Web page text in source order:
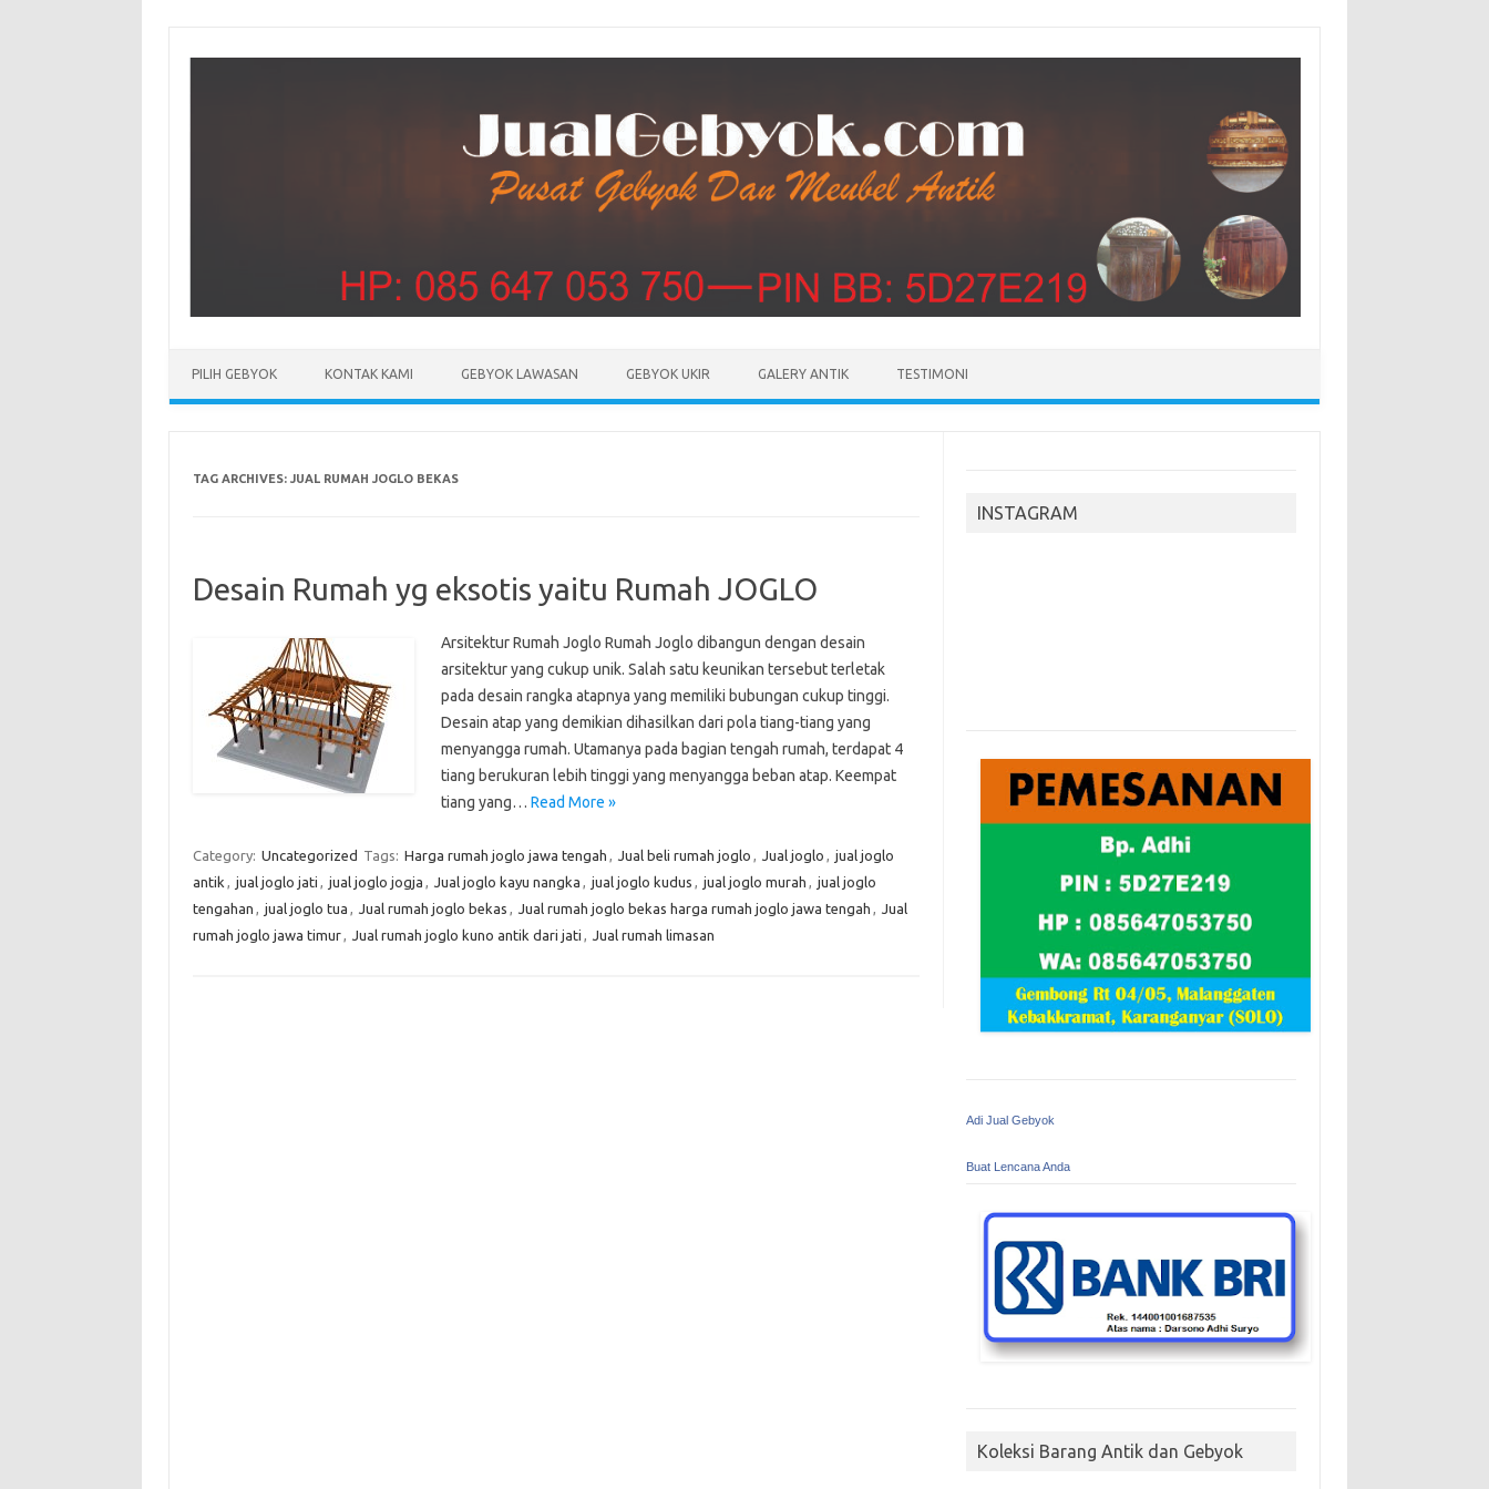
PILIH GEBYOK KONTAK KAMI GEBYOK LAWASAN GEBYOK UKIR GALERY ANTIK TESTIMONI
TAG ARCHIVES: JUAL RUMAH JOGLO BEKAS
Desain Rumah yg eksotis yaitu Rumah JOGLO
Arsitektur Rumah Joglo Rumah Joglo dibangun dengan desain
arsitektur yang cukup unik. Salah satu keunikan tersebut terletak
pada desain rangka atapnya yang memiliki bubungan cukup tinggi.
Desain atap yang demikian dihasilkan dari pola tiang-tiang yang
menyangga rumah. Utamanya pada bagian tengah rumah, terdapat 4
tiang berukuran lebih tinggi yang menyangga beban atap. Keempat
tiang yang… Read More »
Category: Uncategorized Tags: Harga rumah joglo jawa tengah , Jual beli rumah joglo , Jual joglo , jual joglo
antik , jual joglo jati , jual joglo jogja , Jual joglo kayu nangka , jual joglo kudus , jual joglo murah , jual joglo
tengahan , jual joglo tua , Jual rumah joglo bekas , Jual rumah joglo bekas harga rumah joglo jawa tengah , Jual
rumah joglo jawa timur, Jual rumah joglo kuno antik dari jati , Jual rumah limasan
INSTAGRAM
Adi Jual Gebyok
Buat Lencana Anda
Koleksi Barang Antik dan Gebyok